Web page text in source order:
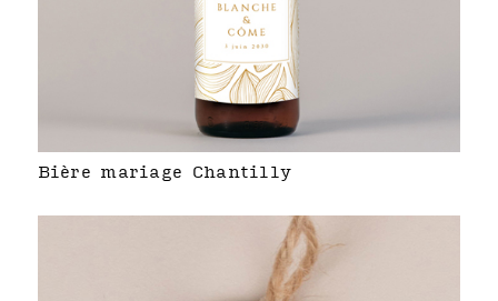
Bière mariage Chantilly